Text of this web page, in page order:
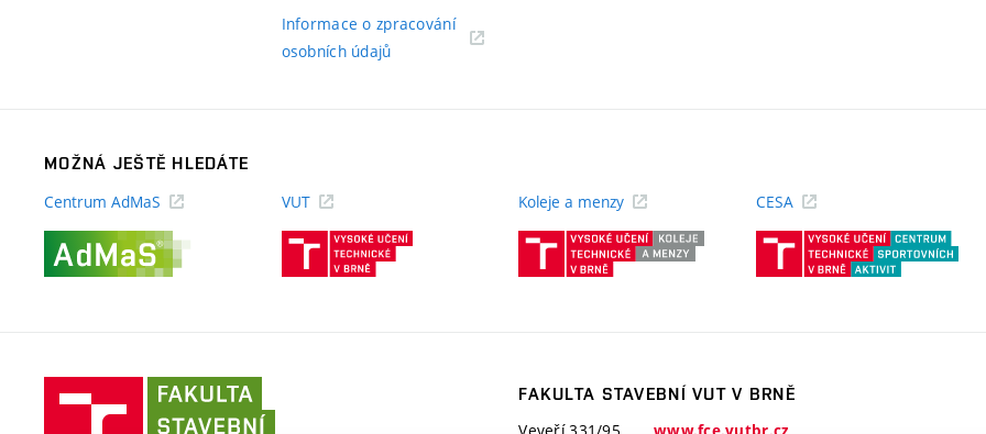
Informace o zpracování
osobních údajů(externí
MOŽNÁ JEŠTĚ HLEDÁTE
Centrum AdMaS
VUT
(externí
Koleje a menzy
(externí
CESA
stavební
FAKULTA STAVEBNÍ VUT V BRNĚ